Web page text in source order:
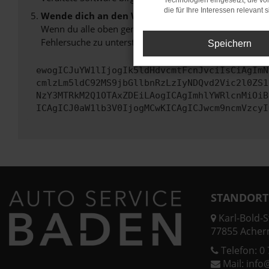
Wende dich an den Webseitenbetreiber.
Wenn du alle oben genannten Schritte versucht hast,
Fehlersuche zu unterstützen:
Karl-Bold-
77855
Telefon: 0
Mail:
die für Ihre Interessen relevant
Speichern